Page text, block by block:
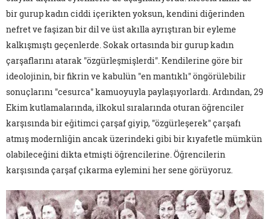
bir gurup kadın ciddi içerikten yoksun, kendini diğerinden
nefret ve faşizan bir dil ve üst akılla ayrıştıran bir eyleme
kalkışmıştı geçenlerde. Sokak ortasında bir gurup kadın
çarşaflarını atarak "özgürleşmişlerdi". Kendilerine göre bir
ideolojinin, bir fikrin ve kabulün "en mantıklı" öngörülebilir
sonuçlarını "cesurca" kamuoyuyla paylaşıyorlardı. Ardından, 29
Ekim kutlamalarında, ilkokul sıralarında oturan öğrenciler
karşısında bir eğitimci çarşaf giyip, "özgürleşerek" çarşafı
atmış modernliğin ancak üzerindeki gibi bir kıyafetle mümkün
olabileceğini dikta etmişti öğrencilerine. Öğrencilerin
karşısında çarşaf çıkarma eylemini her sene görüyoruz.